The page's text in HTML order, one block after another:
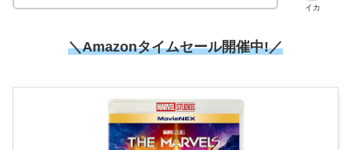
イカ
＼Amazonタイムセール開催中!／